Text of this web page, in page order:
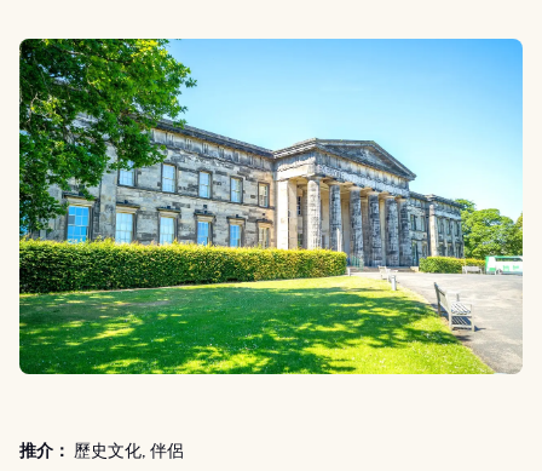
推介： 歷史文化, 伴侶